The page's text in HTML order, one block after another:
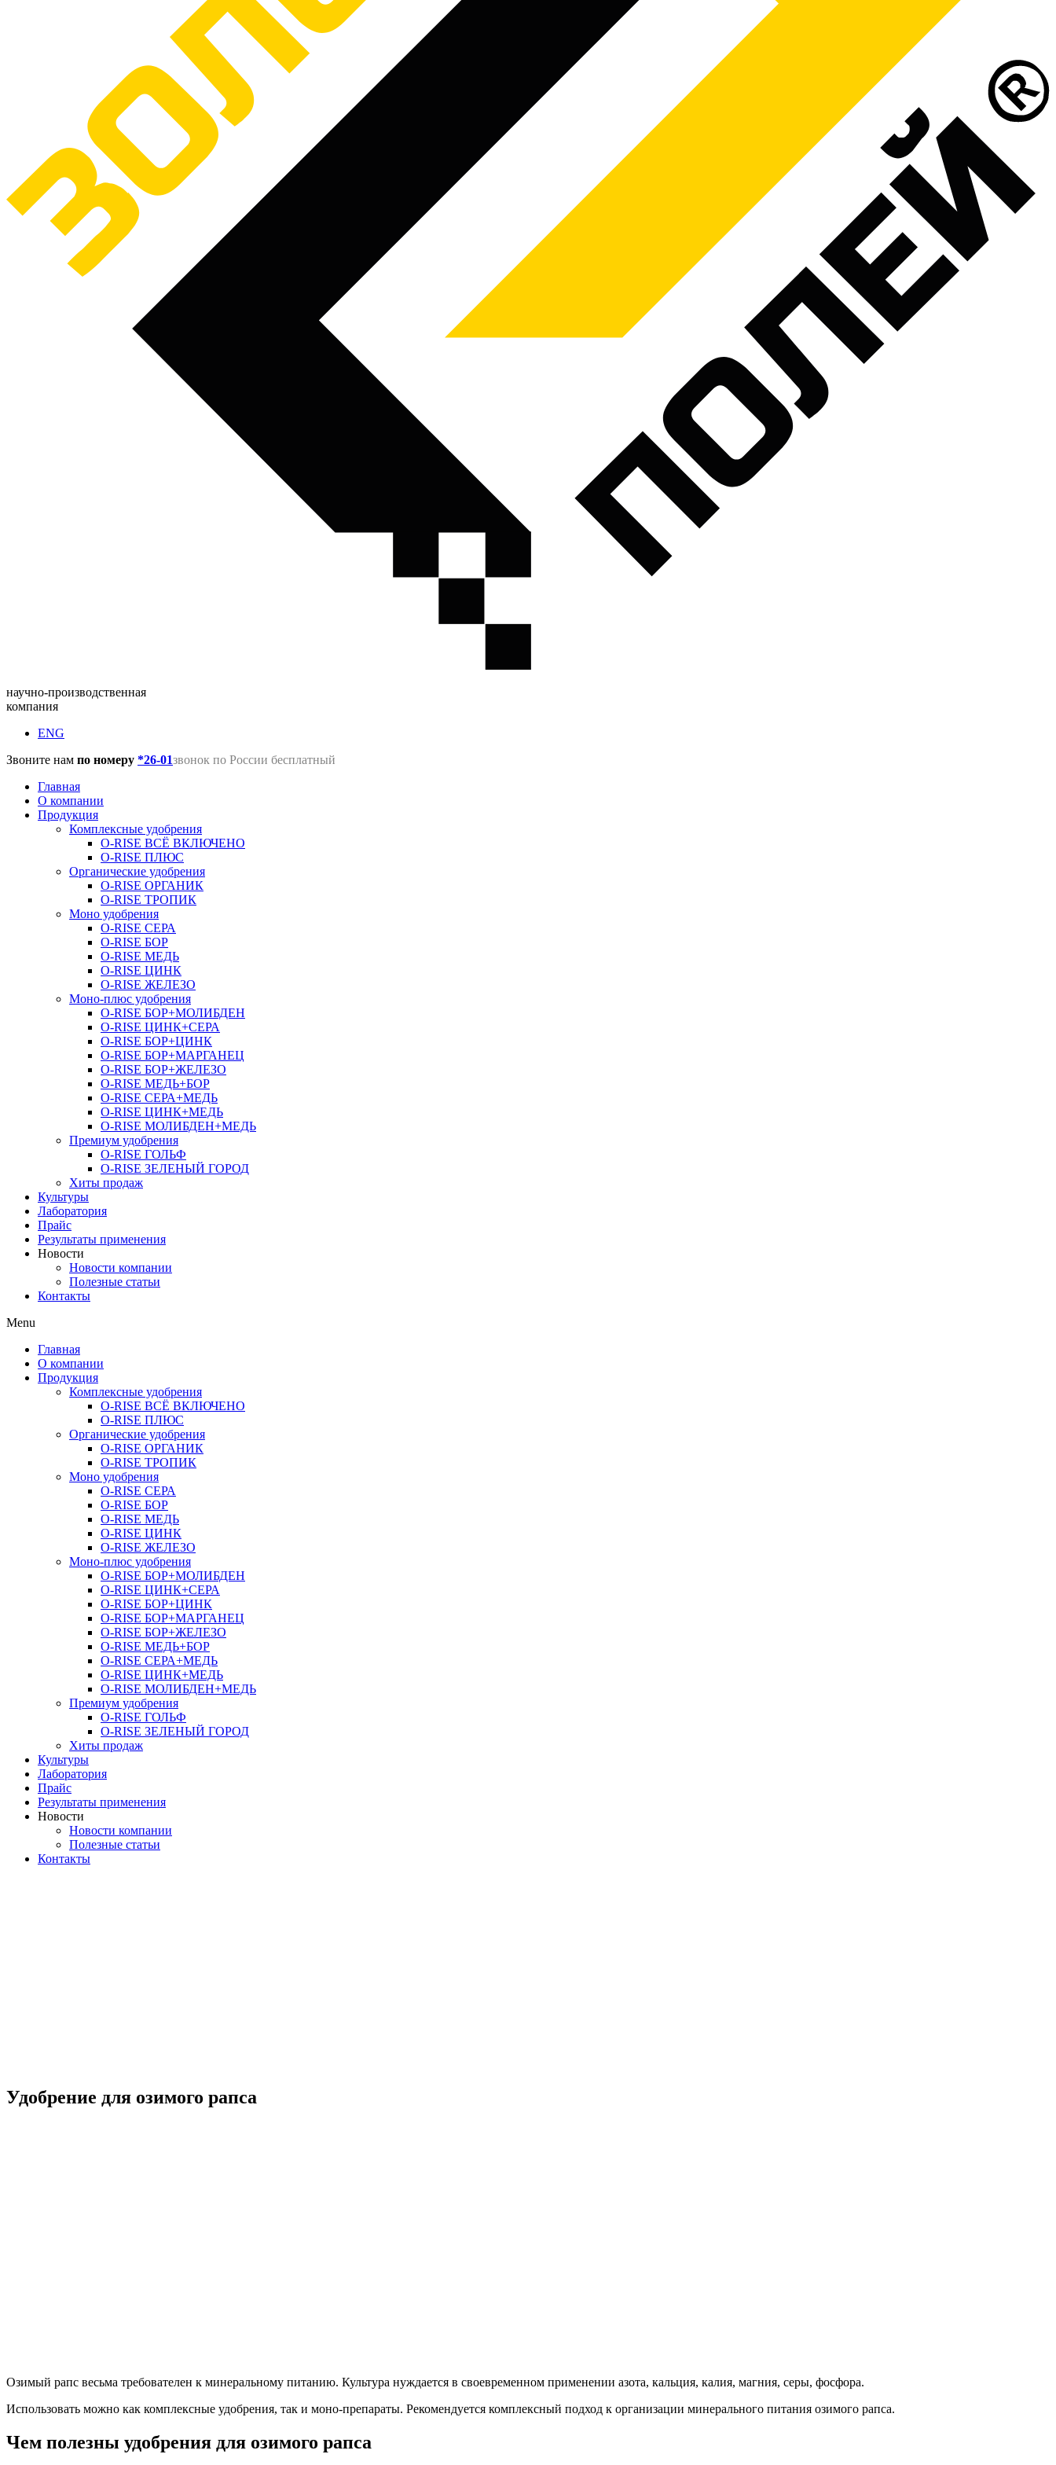
научно-производственная
компания
ENG
Звоните нам по номеру *26-01звонок по России бесплатный
Главная
О компании
Продукция
Комплексные удобрения
O-RISE ВСЁ ВКЛЮЧЕНО
O-RISE ПЛЮС
Органические удобрения
O-RISE ОРГАНИК
O-RISE ТРОПИК
Моно удобрения
O-RISE СЕРА
O-RISE БОР
O-RISE МЕДЬ
O-RISE ЦИНК
O-RISE ЖЕЛЕЗО
Моно-плюс удобрения
O-RISE БОР+МОЛИБДЕН
O-RISE ЦИНК+СЕРА
O-RISE БОР+ЦИНК
O-RISE БОР+МАРГАНЕЦ
O-RISE БОР+ЖЕЛЕЗО
O-RISE МЕДЬ+БОР
O-RISE СЕРА+МЕДЬ
O-RISE ЦИНК+МЕДЬ
O-RISE МОЛИБДЕН+МЕДЬ
Премиум удобрения
O-RISE ГОЛЬФ
O-RISE ЗЕЛЕНЫЙ ГОРОД
Хиты продаж
Культуры
Лаборатория
Прайс
Результаты применения
Новости
Новости компании
Полезные статьи
Контакты
Menu
Главная
О компании
Продукция
Комплексные удобрения
O-RISE ВСЁ ВКЛЮЧЕНО
O-RISE ПЛЮС
Органические удобрения
O-RISE ОРГАНИК
O-RISE ТРОПИК
Моно удобрения
O-RISE СЕРА
O-RISE БОР
O-RISE МЕДЬ
O-RISE ЦИНК
O-RISE ЖЕЛЕЗО
Моно-плюс удобрения
O-RISE БОР+МОЛИБДЕН
O-RISE ЦИНК+СЕРА
O-RISE БОР+ЦИНК
O-RISE БОР+МАРГАНЕЦ
O-RISE БОР+ЖЕЛЕЗО
O-RISE МЕДЬ+БОР
O-RISE СЕРА+МЕДЬ
O-RISE ЦИНК+МЕДЬ
O-RISE МОЛИБДЕН+МЕДЬ
Премиум удобрения
O-RISE ГОЛЬФ
O-RISE ЗЕЛЕНЫЙ ГОРОД
Хиты продаж
Культуры
Лаборатория
Прайс
Результаты применения
Новости
Новости компании
Полезные статьи
Контакты
Удобрение для озимого рапса
Озимый рапс весьма требователен к минеральному питанию. Культура нуждается в своевременном применении азота, кальция, калия, магния, серы, фосфора.
Использовать можно как комплексные удобрения, так и моно-препараты. Рекомендуется комплексный подход к организации минерального питания озимого рапса.
Чем полезны удобрения для озимого рапса